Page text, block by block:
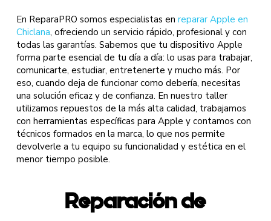
En ReparaPRO somos especialistas en reparar Apple en
Chiclana, ofreciendo un servicio rápido, profesional y con
todas las garantías. Sabemos que tu dispositivo Apple
forma parte esencial de tu día a día: lo usas para trabajar,
comunicarte, estudiar, entretenerte y mucho más. Por
eso, cuando deja de funcionar como debería, necesitas
una solución eficaz y de confianza. En nuestro taller
utilizamos repuestos de la más alta calidad, trabajamos
con herramientas específicas para Apple y contamos con
técnicos formados en la marca, lo que nos permite
devolverle a tu equipo su funcionalidad y estética en el
menor tiempo posible.
Reparación de